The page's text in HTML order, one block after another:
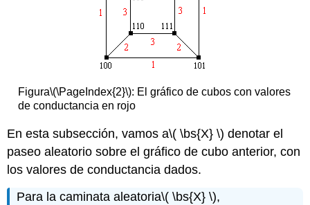
Figura\(\PageIndex{2}\): El gráfico de cubos con valores
de conductancia en rojo
En esta subsección, vamos a\( \bs{X} \) denotar el
paseo aleatorio sobre el gráfico de cubo anterior, con
los valores de conductancia dados.
Para la caminata aleatoria\( \bs{X} \),